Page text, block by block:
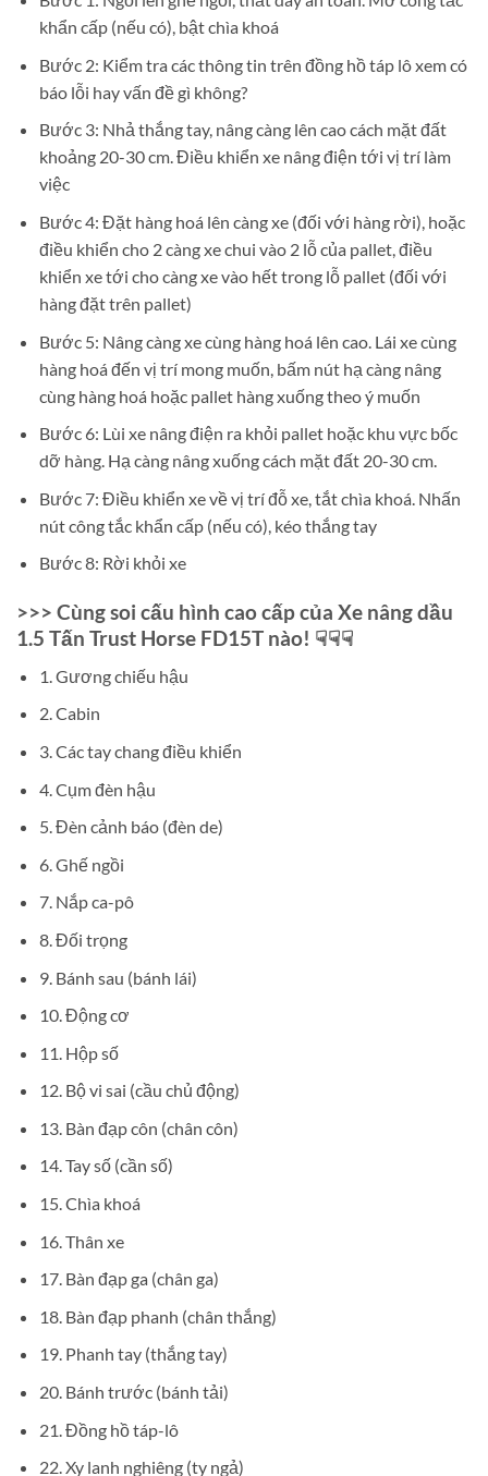
khẩn cấp (nếu có), bật chìa khoá
Bước 2: Kiểm tra các thông tin trên đồng hồ táp lô xem có
báo lỗi hay vấn đề gì không?
Bước 3: Nhả thắng tay, nâng càng lên cao cách mặt đất
khoảng 20-30 cm. Điều khiển xe nâng điện tới vị trí làm
việc
Bước 4: Đặt hàng hoá lên càng xe (đối với hàng rời), hoặc
điều khiển cho 2 càng xe chui vào 2 lỗ của pallet, điều
khiển xe tới cho càng xe vào hết trong lỗ pallet (đối với
hàng đặt trên pallet)
Bước 5: Nâng càng xe cùng hàng hoá lên cao. Lái xe cùng
hàng hoá đến vị trí mong muốn, bấm nút hạ càng nâng
cùng hàng hoá hoặc pallet hàng xuống theo ý muốn
Bước 6: Lùi xe nâng điện ra khỏi pallet hoặc khu vực bốc
dỡ hàng. Hạ càng nâng xuống cách mặt đất 20-30 cm.
Bước 7: Điều khiển xe về vị trí đỗ xe, tắt chìa khoá. Nhấn
nút công tắc khẩn cấp (nếu có), kéo thắng tay
Bước 8: Rời khỏi xe
>>> Cùng soi cấu hình cao cấp của Xe nâng dầu
1.5 Tấn Trust Horse FD15T nào! ☟☟☟
1. Gương chiếu hậu
2. Cabin
3. Các tay chang điều khiển
4. Cụm đèn hậu
5. Đèn cảnh báo (đèn de)
6. Ghế ngồi
7. Nắp ca-pô
8. Đối trọng
9. Bánh sau (bánh lái)
10. Động cơ
11. Hộp số
12. Bộ vi sai (cầu chủ động)
13. Bàn đạp côn (chân côn)
14. Tay số (cần số)
15. Chìa khoá
16. Thân xe
17. Bàn đạp ga (chân ga)
18. Bàn đạp phanh (chân thắng)
19. Phanh tay (thắng tay)
20. Bánh trước (bánh tải)
21. Đồng hồ táp-lô
22. Xy lanh nghiêng (ty ngả)